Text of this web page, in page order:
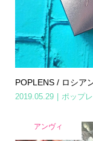
POPLENS / ロシア
2019.05.29 ポップ
アンヴィ